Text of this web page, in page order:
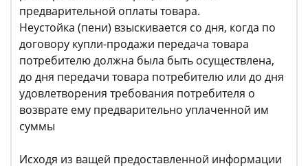
предварительной оплаты товара.
Неустойка (пени) взыскивается со дня, когда по
договору купли-продажи передача товара
потребителю должна была быть осуществлена,
до дня передачи товара потребителю или до дня
удовлетворения требования потребителя о
возврате ему предварительно уплаченной им
суммы
Исходя из ващей предоставленной информации